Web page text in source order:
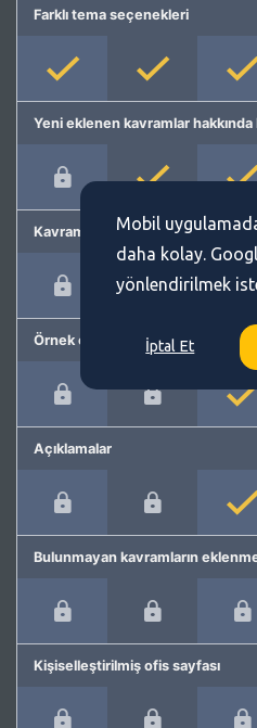
Farklı tema seçenekleri
Yeni eklenen kavramlar
Kavram önerme
Örnek cümleler
Açıklamalar
Bulunmayan kavramların
Kişiselleştirilmiş ofis sayfası
Mobil
daha kolay.
yönlendirilmek
İptal Et